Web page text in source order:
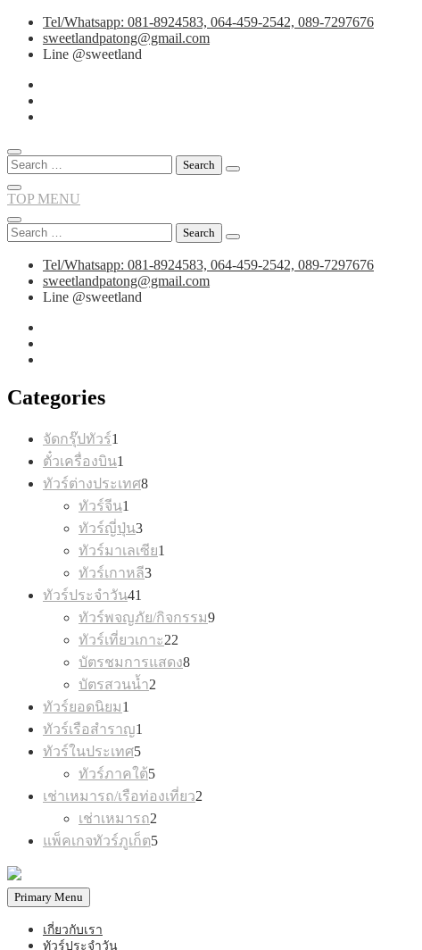
Skip
content
Tel/Whatsapp: 081-8924583, 064-459-2542, 089-7297676
sweetlandpatong@gmail.com
Line @sweetland
Search
for:
TOP MENU
Search
for:
Tel/Whatsapp: 081-8924583, 064-459-2542, 089-7297676
sweetlandpatong@gmail.com
Line @sweetland
Categories
จัดกรุ๊ปทัวร์1
ตั๋วเครื่องบิน1
ทัวร์ต่างประเทศ8
ทัวร์จีน1
ทัวร์ญี่ปุ่น3
products
ทัวร์มาเลเซีย1
ทัวร์เกาหลี3
ทัวร์ประจำวัน41
ทัวร์พจญภัย/กิจกรรม99
ทัวร์เที่ยวเกาะ22
บัตรชมการแสดง8
บัตรสวนน้ำ2
ทัวร์ยอดนิยม1
ทัวร์เรือสำราญ1
ทัวร์ในประเทศ5
products
ทัวร์ภาคใต้5
products
เช่าเหมารถ/เรือท่องเที่ยว2
เช่าเหมารถ2
แพ็คเกจทัวร์ภูเก็ต5
Primary Menu
เกี่ยวกับเรา
ทัวร์ประจำวัน